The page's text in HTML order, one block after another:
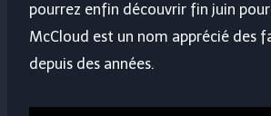
pourrez enfin découvrir fin juin
McCloud est un nom apprécié des
depuis des années.